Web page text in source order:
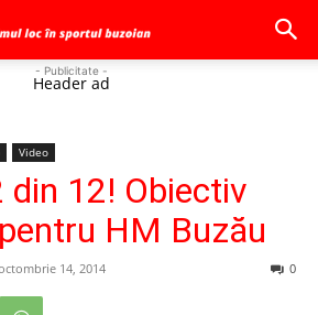
- Publicitate -
Header ad
Video
din 12! Obiectiv
HM Buzău
14, 2014 0